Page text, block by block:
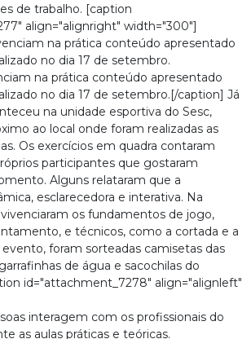
de trabalho. [caption
align="alignright" width="300"]
na prática conteúdo apresentado
no dia 17 de setembro.[/caption] Já
na unidade esportiva do Sesc,
ao local onde foram realizadas as
Os exercícios em quadra contaram
participantes que gostaram
Alguns relataram que a
esclarecedora e interativa. Na
os fundamentos de jogo,
e técnicos, como a cortada e a
foram sorteadas camisetas das
de água e sacochilas do
id="attachment_7278" align="alignleft"